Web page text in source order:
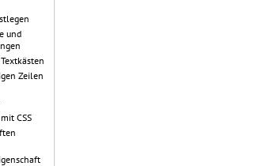
und
Zeilen
CSS